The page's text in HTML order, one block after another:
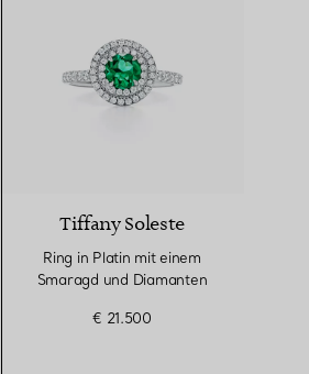
Tiffany Soleste
Ring in Platin mit einem
Smaragd und Diamanten
€ 21.500